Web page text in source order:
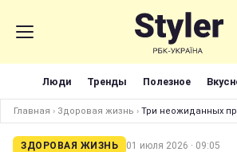
Люди Тренды Полезное
Главная › Здоровая жизнь › Три неожиданных
ЗДОРОВАЯ ЖИЗНЬ 01 июля 2026 · 09:05